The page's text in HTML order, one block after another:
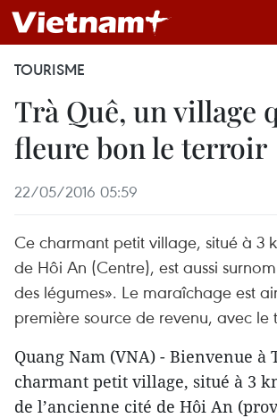
TOURISME
Trà Quê, un village
fleure bon le terroir
22/05/2016 05:59
Ce charmant petit village, situé à 3
de Hôi An (Centre), est aussi
des légumes». Le maraîchage est
première source de revenu, avec le
Quang Nam (VNA) - Bienvenue à
charmant petit village, situé à 3
de l’ancienne cité de Hôi An